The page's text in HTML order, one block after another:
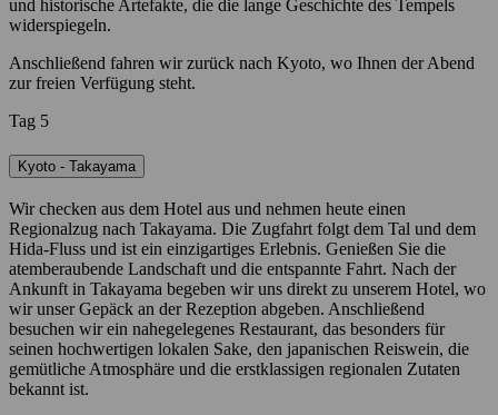
und historische Artefakte, die die lange Geschichte des Tempels
widerspiegeln.
Anschließend fahren wir zurück nach Kyoto, wo Ihnen der Abend
zur freien Verfügung steht.
Tag 5
Kyoto - Takayama
Wir checken aus dem Hotel aus und nehmen heute einen
Regionalzug nach Takayama. Die Zugfahrt folgt dem Tal und dem
Hida-Fluss und ist ein einzigartiges Erlebnis. Genießen Sie die
atemberaubende Landschaft und die entspannte Fahrt. Nach der
Ankunft in Takayama begeben wir uns direkt zu unserem Hotel, wo
wir unser Gepäck an der Rezeption abgeben. Anschließend
besuchen wir ein nahegelegenes Restaurant, das besonders für
seinen hochwertigen lokalen Sake, den japanischen Reiswein, die
gemütliche Atmosphäre und die erstklassigen regionalen Zutaten
bekannt ist.